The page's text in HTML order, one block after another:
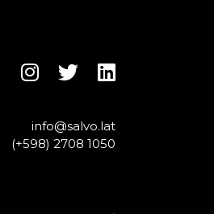
info@salvo.lat
(+598) 2708 1050